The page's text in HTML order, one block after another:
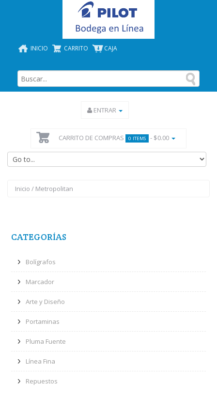
INICIO CARRITO CAJA
ENTRAR
CARRITO DE COMPRAS 0 ITEMS - $0.00
Inicio / Metropolitan
CATEGORÍAS
Bolígrafos
Marcador
Arte y Diseño
Portaminas
Pluma Fuente
Línea Fina
Repuestos